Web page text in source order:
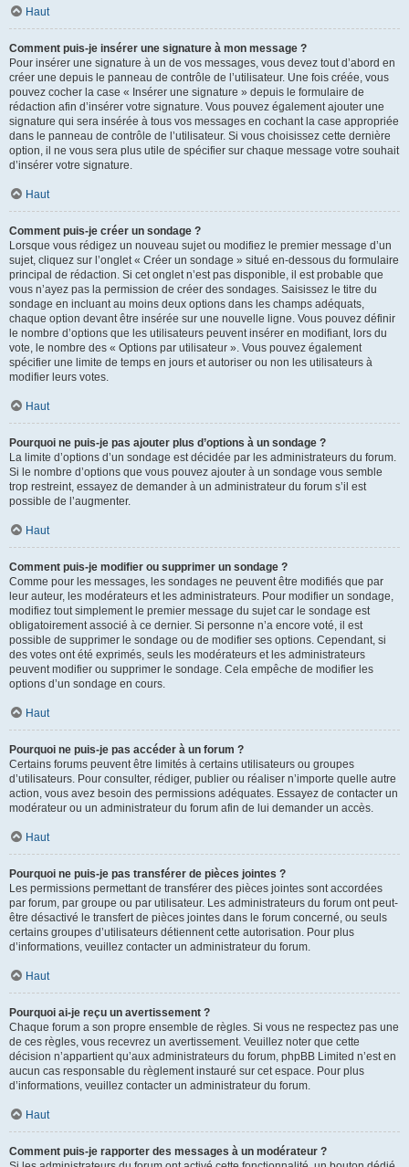
Haut
Comment puis-je insérer une signature à mon message ?
Pour insérer une signature à un de vos messages, vous devez tout d’abord en
créer une depuis le panneau de contrôle de l’utilisateur. Une fois créée, vous
pouvez cocher la case « Insérer une signature » depuis le formulaire de
rédaction afin d’insérer votre signature. Vous pouvez également ajouter une
signature qui sera insérée à tous vos messages en cochant la case appropriée
dans le panneau de contrôle de l’utilisateur. Si vous choisissez cette dernière
option, il ne vous sera plus utile de spécifier sur chaque message votre souhait
d’insérer votre signature.
Haut
Comment puis-je créer un sondage ?
Lorsque vous rédigez un nouveau sujet ou modifiez le premier message d’un
sujet, cliquez sur l’onglet « Créer un sondage » situé en-dessous du formulaire
principal de rédaction. Si cet onglet n’est pas disponible, il est probable que
vous n’ayez pas la permission de créer des sondages. Saisissez le titre du
sondage en incluant au moins deux options dans les champs adéquats,
chaque option devant être insérée sur une nouvelle ligne. Vous pouvez définir
le nombre d’options que les utilisateurs peuvent insérer en modifiant, lors du
vote, le nombre des « Options par utilisateur ». Vous pouvez également
spécifier une limite de temps en jours et autoriser ou non les utilisateurs à
modifier leurs votes.
Haut
Pourquoi ne puis-je pas ajouter plus d’options à un sondage ?
La limite d’options d’un sondage est décidée par les administrateurs du forum.
Si le nombre d’options que vous pouvez ajouter à un sondage vous semble
trop restreint, essayez de demander à un administrateur du forum s’il est
possible de l’augmenter.
Haut
Comment puis-je modifier ou supprimer un sondage ?
Comme pour les messages, les sondages ne peuvent être modifiés que par
leur auteur, les modérateurs et les administrateurs. Pour modifier un sondage,
modifiez tout simplement le premier message du sujet car le sondage est
obligatoirement associé à ce dernier. Si personne n’a encore voté, il est
possible de supprimer le sondage ou de modifier ses options. Cependant, si
des votes ont été exprimés, seuls les modérateurs et les administrateurs
peuvent modifier ou supprimer le sondage. Cela empêche de modifier les
options d’un sondage en cours.
Haut
Pourquoi ne puis-je pas accéder à un forum ?
Certains forums peuvent être limités à certains utilisateurs ou groupes
d’utilisateurs. Pour consulter, rédiger, publier ou réaliser n’importe quelle autre
action, vous avez besoin des permissions adéquates. Essayez de contacter un
modérateur ou un administrateur du forum afin de lui demander un accès.
Haut
Pourquoi ne puis-je pas transférer de pièces jointes ?
Les permissions permettant de transférer des pièces jointes sont accordées
par forum, par groupe ou par utilisateur. Les administrateurs du forum ont peut-
être désactivé le transfert de pièces jointes dans le forum concerné, ou seuls
certains groupes d’utilisateurs détiennent cette autorisation. Pour plus
d’informations, veuillez contacter un administrateur du forum.
Haut
Pourquoi ai-je reçu un avertissement ?
Chaque forum a son propre ensemble de règles. Si vous ne respectez pas une
de ces règles, vous recevrez un avertissement. Veuillez noter que cette
décision n’appartient qu’aux administrateurs du forum, phpBB Limited n’est en
aucun cas responsable du règlement instauré sur cet espace. Pour plus
d’informations, veuillez contacter un administrateur du forum.
Haut
Comment puis-je rapporter des messages à un modérateur ?